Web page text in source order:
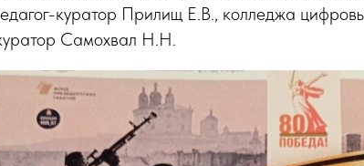
куратор Прилищ Е.В., колледжа
Самохвал Н.Н.